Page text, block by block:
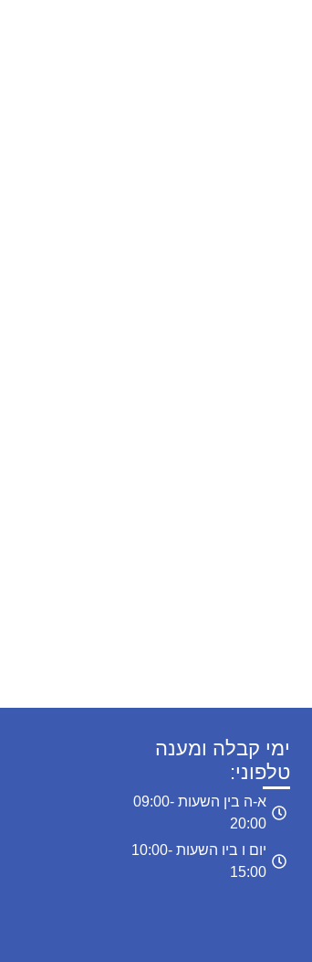
ימי קבלה ומענה
טלפוני:
א-ה בין השעות 09:00-
20:00
יום ו ביו השעות 10:00-
15:00